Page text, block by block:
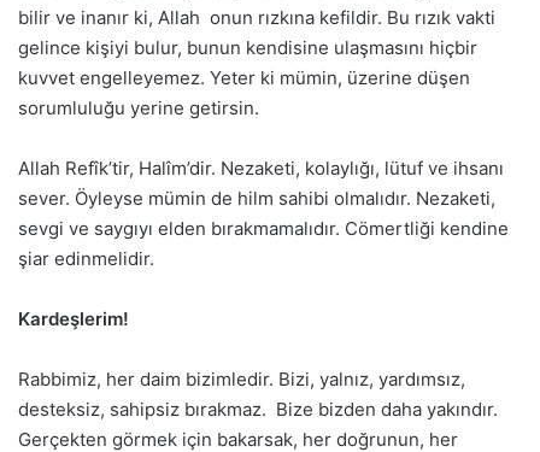
bilir ve inanır ki, Allah onun rızkına kefildir. Bu rızık vakti
gelince kişiyi bulur, bunun kendisine ulaşmasını hiçbir
kuvvet engelleyemez. Yeter ki mümin, üzerine düşen
sorumluluğu yerine getirsin.
Allah Refîk’tir, Halîm’dir. Nezaketi, kolaylığı, lütuf ve ihsanı
sever. Öyleyse mümin de hilm sahibi olmalıdır. Nezaketi,
sevgi ve saygıyı elden bırakmamalıdır. Cömertliği kendine
şiar edinmelidir.
Kardeşlerim!
Rabbimiz, her daim bizimledir. Bizi, yalnız, yardımsız,
desteksiz, sahipsiz bırakmaz. Bize bizden daha yakındır.
Gerçekten görmek için bakarsak, her doğrunun, her